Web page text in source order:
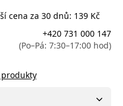
cena za 30 dnů: 139 Kč
+420 731 000 147
(Po–Pá: 7:30–17:00 hod)